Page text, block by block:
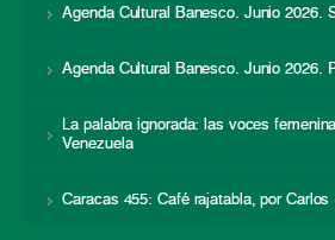
Agenda Cultural Banesco. Junio 2026.
Agenda Cultural Banesco. Junio 2026.
La palabra ignorada: las voces
Venezuela
Caracas 455: Café rajatabla, por Carlos